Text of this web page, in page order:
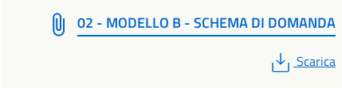
02 - MODELLO B - SCHEMA DI DOMANDA
PDF
Scarica